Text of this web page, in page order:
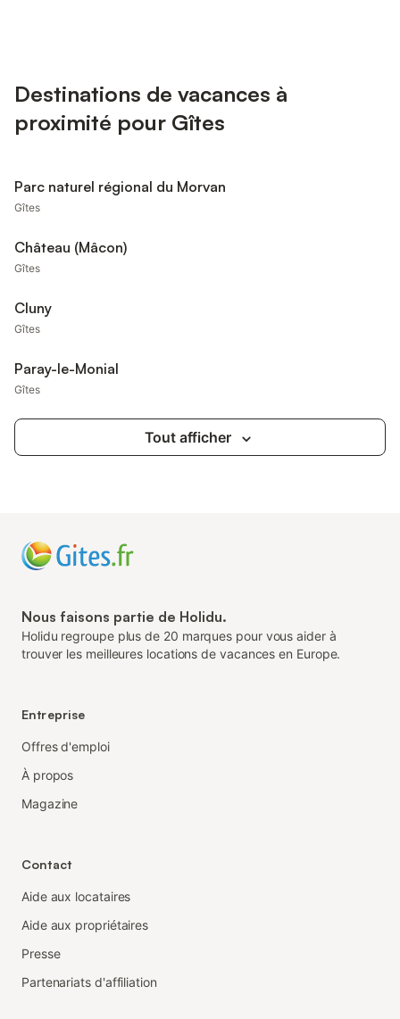
Destinations de vacances à
proximité pour Gîtes
Parc naturel régional du Morvan
Gîtes
Château (Mâcon)
Gîtes
Cluny
Gîtes
Paray-le-Monial
Gîtes
Tout afficher
Nous faisons partie de Holidu.
Holidu regroupe plus de 20 marques pour vous aider à
trouver les meilleures locations de vacances en Europe.
Entreprise
Offres d'emploi
À propos
Magazine
Contact
Aide aux locataires
Aide aux propriétaires
Presse
Partenariats d'affiliation